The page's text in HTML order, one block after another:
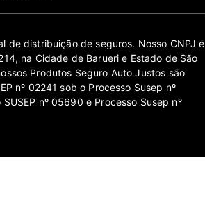
de distribuição de seguros. Nosso CNPJ é
na Cidade de Barueri e Estado de São
Produtos Seguro Auto Justos são
nº 02241 sob o Processo Susep nº
nº 05690 e Processo Susep nº